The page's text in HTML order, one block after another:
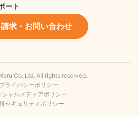
ート
求・お問い合わせ
Co.,Ltd. All rights reserved.
プライバシーポリシー
シャルメディアポリシー
セキュリティポリシー